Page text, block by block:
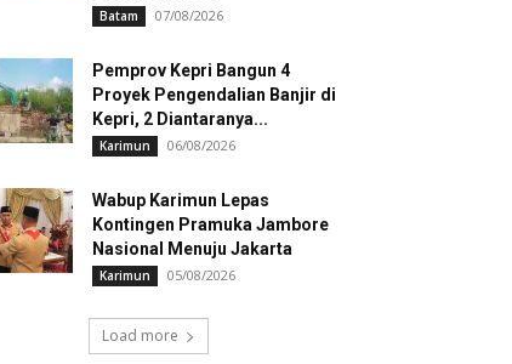
Batam 07/08/2026
Pemprov Kepri Bangun 4
Proyek Pengendalian Banjir di
Kepri, 2 Diantaranya...
Karimun 06/08/2026
Wabup Karimun Lepas
Kontingen Pramuka Jambore
Nasional Menuju Jakarta
Karimun 05/08/2026
Load more